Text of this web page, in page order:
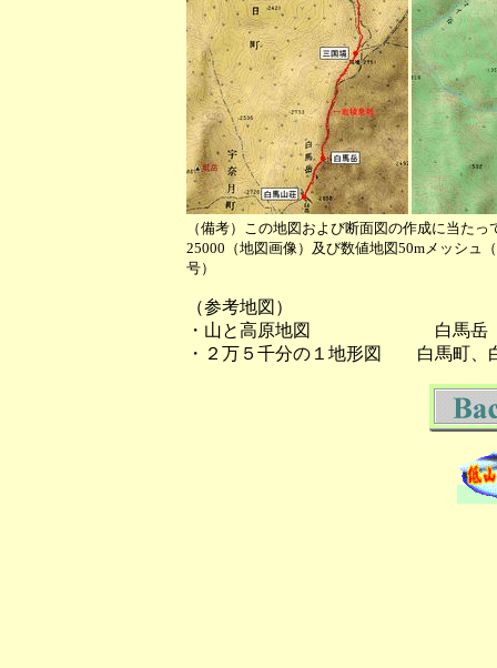
（備考）この地図および断面図の作成に当た
25000（地図画像）及び数値地図50mメッシ
号）
（参考地図）
・山と高原地図 白馬岳
・２万５千分の１地形図 白馬町、